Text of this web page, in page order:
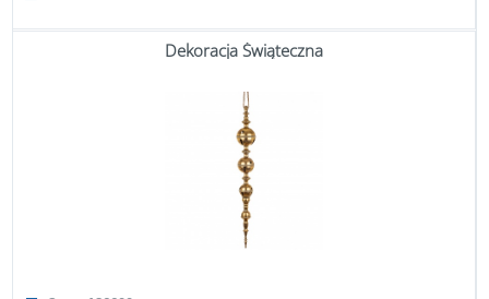
Dekoracja Świąteczna